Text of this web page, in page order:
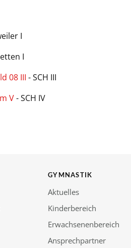
I
I
08 III - SCH III
V- SCH IV
GYMNASTIK
Aktuelles
Kinderbereich
Erwachsenenbereich
Ansprechpartner